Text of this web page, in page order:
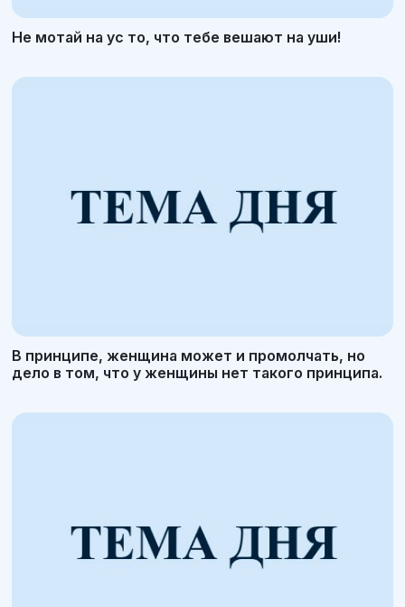
Не мотай на ус то, что тебе вешают на уши!
В принципе, женщина может и промолчать, но
дело в том, что у женщины нет такого принципа.